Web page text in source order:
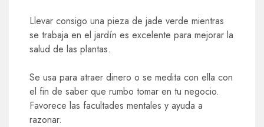
Llevar consigo una pieza de jade verde mientras
se trabaja en el jardín es excelente para mejorar la
salud de las plantas.
Se usa para atraer dinero o se medita con ella con
el fin de saber que rumbo tomar en tu negocio.
Favorece las facultades mentales y ayuda a
razonar.